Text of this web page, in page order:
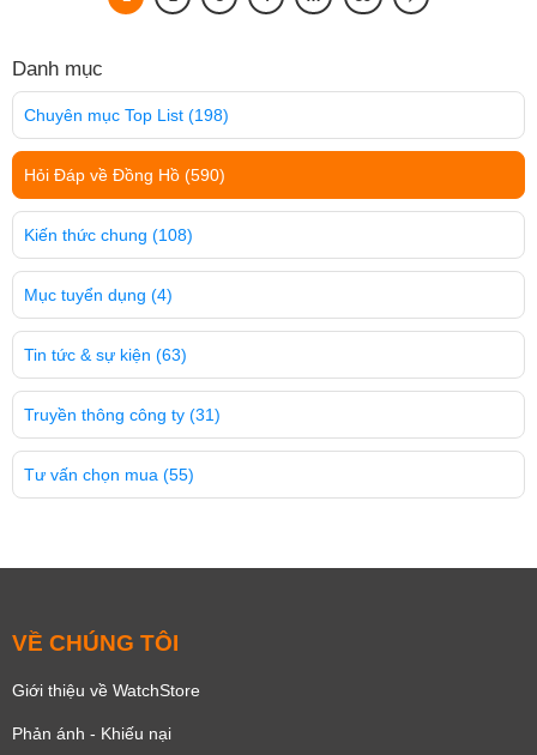
Danh mục
Chuyên mục Top List (198)
Hỏi Đáp về Đồng Hồ (590)
Kiến thức chung (108)
Mục tuyển dụng (4)
Tin tức & sự kiện (63)
Truyền thông công ty (31)
Tư vấn chọn mua (55)
VỀ CHÚNG TÔI
Giới thiệu về WatchStore
Phản ánh - Khiếu nại